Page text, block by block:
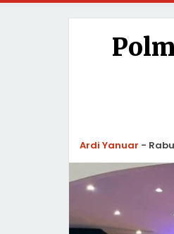
Ardi Yanuar -